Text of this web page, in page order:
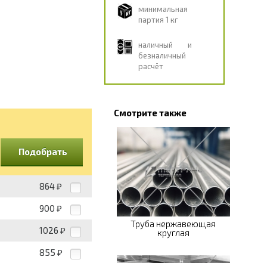
минимальная
партия 1 кг
наличный и
безналичный
расчёт
Подобрать
864 ₽
900 ₽
1026 ₽
855 ₽
Смотрите также
Труба нержавеющая
круглая